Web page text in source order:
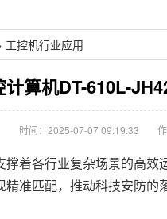
工控机行业应用
计算机DT-610L-
时间：2025-07-07 09:19:33
撑着各行业复杂场景的高效
准匹配，推动科技安防的